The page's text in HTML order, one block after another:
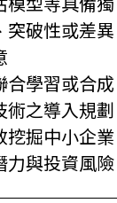
突破性或差異
合學習或合成
術之導入規劃
挖掘中小企業
力與投資風險